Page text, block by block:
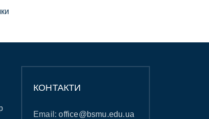
КОНТАКТИ
Email:office@bsmu.edu.ua